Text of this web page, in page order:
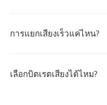
การแยกเสียงเร็วแค่ไหน?
เลือกบิตเรตเสียงได้ไหม?